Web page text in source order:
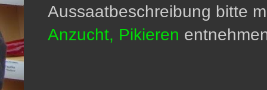
Aussaatbeschreibung bitte
Anzucht, Pikieren